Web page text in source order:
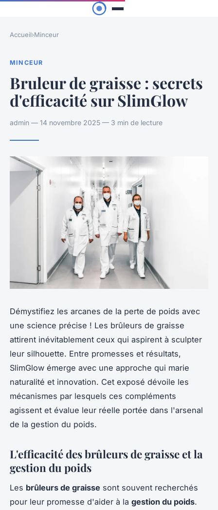
Accueil›Minceur
MINCEUR
Bruleur de graisse : secrets
d'efficacité sur SlimGlow
admin — 14 novembre 2025 — 3 min de lecture
Démystifiez les arcanes de la perte de poids avec
une science précise ! Les brûleurs de graisse
attirent inévitablement ceux qui aspirent à sculpter
leur silhouette. Entre promesses et résultats,
SlimGlow émerge avec une approche qui marie
naturalité et innovation. Cet exposé dévoile les
mécanismes par lesquels ces compléments
agissent et évalue leur réelle portée dans l'arsenal
de la gestion du poids.
L'efficacité des brûleurs de graisse et la
gestion du poids
Les brûleurs de graisse sont souvent recherchés
pour leur promesse d'aider à la gestion du poids.